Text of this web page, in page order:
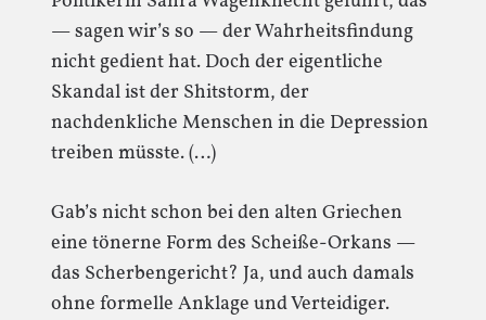
— sagen wir’s so — der Wahrheitsfindung
nicht gedient hat. Doch der eigentliche
Skandal ist der Shitstorm, der
nachdenkliche Menschen in die Depression
treiben müsste. (…)
Gab’s nicht schon bei den alten Griechen
eine tönerne Form des Scheiße-Orkans —
das Scherbengericht? Ja, und auch damals
ohne formelle Anklage und Verteidiger.